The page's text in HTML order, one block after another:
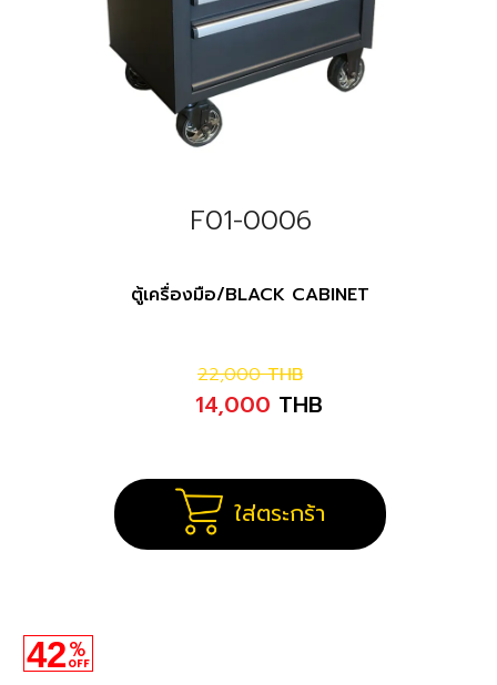
F01-0006
ตู้เครื่องมือ/BLACK CABINET
22,000 THB
14,000 THB
ใส่ตระกร้า
42%
OFF